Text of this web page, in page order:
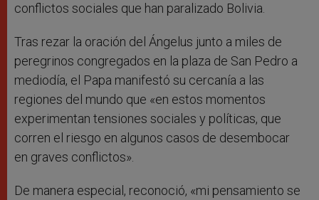
conflictos sociales que han paralizado Bolivia.
Tras rezar la oración del Ángelus junto a miles de
peregrinos congregados en la plaza de San Pedro a
mediodía, el Papa manifestó su cercanía a las
regiones del mundo que «en estos momentos
experimentan tensiones sociales y políticas, que
corren el riesgo en algunos casos de desembocar
en graves conflictos».
De manera especial, reconoció, «mi pensamiento se